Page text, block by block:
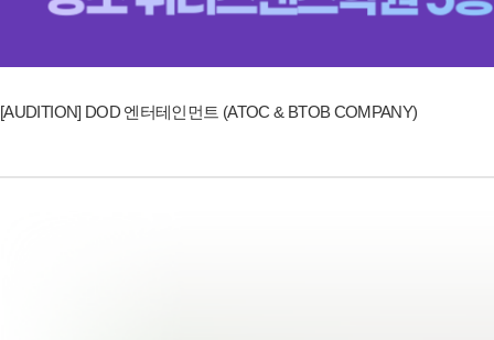
[AUDITION] DOD 엔터테인먼트 (ATOC & BTOB COMPANY)